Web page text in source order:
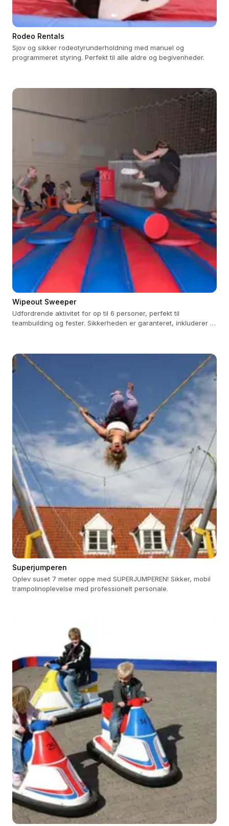
Rodeo Rentals
Sjov og sikker rodeotyrunderholdning med manuel og
programmeret styring. Perfekt til alle aldre og begivenheder.
Wipeout Sweeper
Udfordrende aktivitet for op til 6 personer, perfekt til
teambuilding og fester. Sikkerheden er garanteret, inkluderer 3
Superjumperen
Oplev suset 7 meter oppe med SUPERJUMPEREN! Sikker, mobil
trampolinoplevelse med professionelt personale.